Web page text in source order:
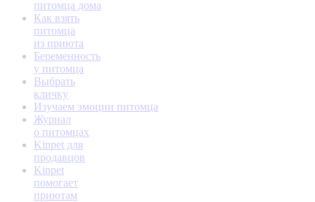
питомца дома
Как взять
питомца
из приюта
Беременность
у питомца
Выбрать
кличку
Изучаем эмоции питомца
Журнал
о питомцах
Kinpet для
продавцов
Kinpet
помогает
приютам